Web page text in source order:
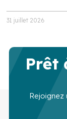
31 juillet 2026
Prêt
Rejoignez